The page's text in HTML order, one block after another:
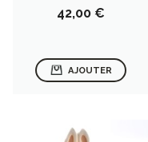
Prix
42,00 €
AJOUTER